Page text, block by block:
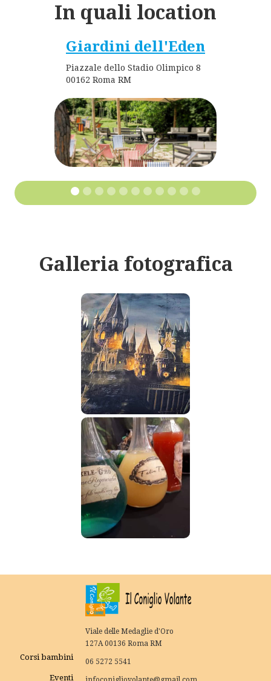
In quali location
Giardini dell'Eden
Piazzale dello Stadio Olimpico 8
00162 Roma RM
Galleria fotografica
Corsi bambini
Eventi
Viale delle Medaglie d'Oro
127A 00136 Roma RM
06 5272 5541